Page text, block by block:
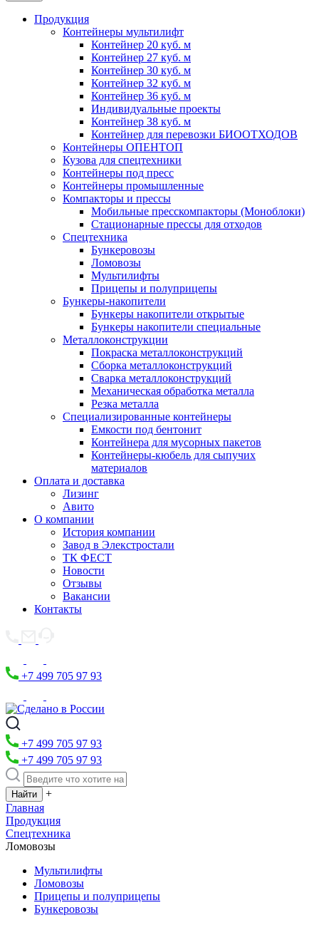
Продукция
Контейнеры мультилифт
Контейнер 20 куб. м
Контейнер 27 куб. м
Контейнер 30 куб. м
Контейнер 32 куб. м
Контейнер 36 куб. м
Индивидуальные проекты
Контейнер 38 куб. м
Контейнер для перевозки БИООТХОДОВ
Контейнеры ОПЕНТОП
Кузова для спецтехники
Контейнеры под пресс
Контейнеры промышленные
Компакторы и прессы
Мобильные пресскомпакторы (Моноблоки)
Стационарные прессы для отходов
Спецтехника
Бункеровозы
Ломовозы
Мультилифты
Прицепы и полуприцепы
Бункеры-накопители
Бункеры накопители открытые
Бункеры накопители специальные
Металлоконструкции
Покраска металлоконструкций
Сборка металлоконструкций
Сварка металлоконструкций
Механическая обработка металла
Резка металла
Специализированные контейнеры
Емкости под бентонит
Контейнера для мусорных пакетов
Контейнеры-кюбель для сыпучих
материалов
Оплата и доставка
Лизинг
Авито
О компании
История компании
Завод в Элекстростали
ТК ФЕСТ
Новости
Отзывы
Вакансии
Контакты
+7 499 705 97 93
+7 499 705 97 93
+7 499 705 97 93
+
Главная
Продукция
Спецтехника
Ломовозы
Мультилифты
Ломовозы
Прицепы и полуприцепы
Бункеровозы